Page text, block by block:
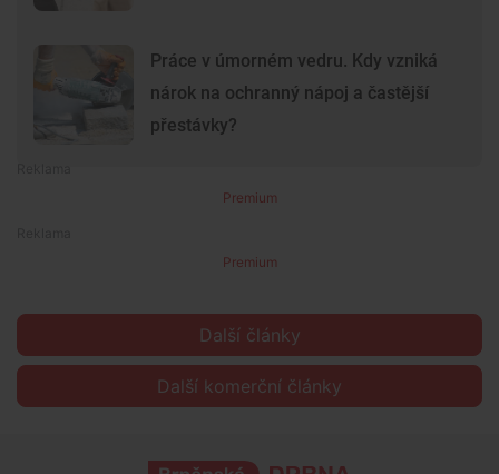
Práce v úmorném vedru. Kdy vzniká
nárok na ochranný nápoj a častější
přestávky?
Premium
Premium
Další články
Další komerční články